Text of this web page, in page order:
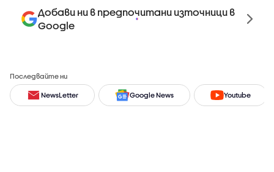
Добави ни в предпочитани източници в
Google
Последвайте ни
NewsLetter Google News Youtube